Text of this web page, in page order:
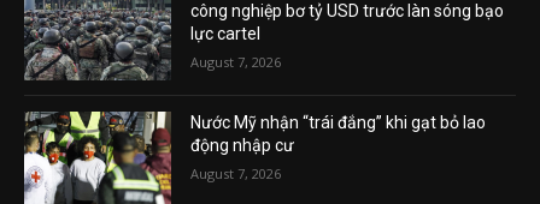
công nghiệp bơ tỷ USD trước làn sóng bạo
lực cartel
August 7, 2026
Nước Mỹ nhận “trái đắng” khi gạt bỏ lao
động nhập cư
August 7, 2026